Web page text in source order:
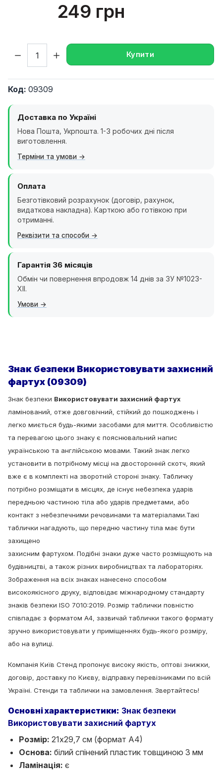
249 грн
Купити
Код: 09309
Доставка по Україні
Нова Пошта, Укрпошта. 1-3 робочих дні після
виготовлення.
Терміни та умови
Оплата
Безготівковий розрахунок (договір, рахунок,
видаткова накладна). Карткою або готівкою при
отриманні.
Реквізити та способи
Гарантія 36 місяців
Обмін чи повернення впродовж 14 днів за ЗУ №1023-
XII.
Умови
Знак безпеки Використовувати захисний
фартух (09309)
Знак безпеки Використовувати захисний фартух
ламінований, отже довговічний, стійкий до пошкоджень і
легко миється будь-якими засобами для миття. Особливістю
та перевагою цього знаку є пояснювальний напис
українською та англійською мовами. Такий знак легко
установити в потрібному місці на двосторонній скотч, який
вже є в комплекті на зворотній стороні знаку. Табличку
потрібно розміщати в місцях, де існує небезпека ударів
передньою частиною тіла або ударів предметами, або
контакт з небезпечними речовинами та матеріалами.Такі
таблички нагадують, що передню частину тіла має бути
захищено
захисним фартухом. Подібні знаки дуже часто розміщують на
будівництві, а також різних виробництвах та лабораторіях.
Зображення на всіх знаках нанесено способом
високоякісного друку, відповідає міжнародному стандарту
знаків безпеки ISO 7010:2019. Розмір таблички повністю
співпадає з форматом А4, зазвичай таблички такого формату
зручно використовувати у приміщеннях будь-якого розміру,
або на вулиці.
Компанія Київ Стенд пропонує високу якість, оптові знижки,
договір, доставку по Києву, відправку перевізниками по всій
Україні. Стенди та таблички на замовлення. Звертайтесь!
Основні характеристики: Знак безпеки
Використовувати захисний фартух
Розмір: 21х29,7 см (формат А4)
Основа: білий спінений пластик товщиною 3 мм
Ламінація: є